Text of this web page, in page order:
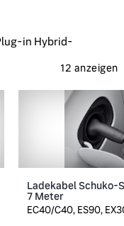
in Hybrid-
12 anzeigen
Ladekabel Schuko-
7 Meter
EC40/C40, ES90,